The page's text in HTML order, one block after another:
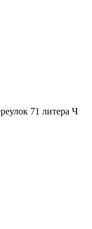
71 литера Ч